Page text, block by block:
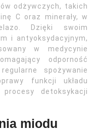
odżywczych, takich
C oraz minerały, w
Dzięki swoim
i antyoksydacyjnym,
w medycynie
odporność
spożywanie
funkcji układu
detoksykacji
miodu